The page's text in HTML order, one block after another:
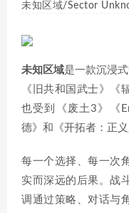
未知区域/Sector
未知区域是一款沉浸
《旧共和国武士》《
也受到《废土3》《
德》和《开拓者：正义
每一个选择、每一次
实而深远的后果。战
调通过策略、对话与